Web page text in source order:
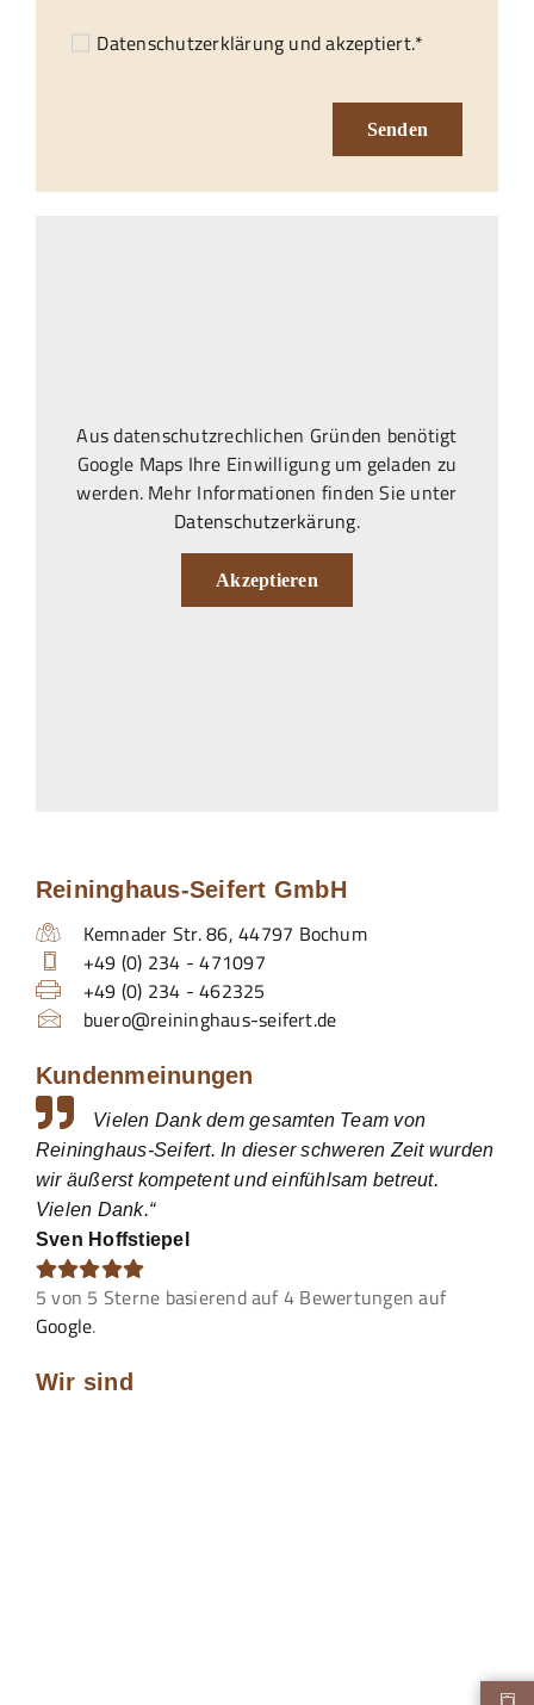
Aus datenschutzrechlichen Gründen benötigt
Google Maps Ihre Einwilligung um geladen zu
werden. Mehr Informationen finden Sie unter
Datenschutzerkärung.
Akzeptieren
Datenschutzerklärung und akzeptiert.*
Senden
Reininghaus-Seifert GmbH
Kemnader Str. 86,44797 Bochum
+49 (0) 234 - 471097
+49 (0) 234 - 462325
buero@reininghaus-seifert.de
Kundenmeinungen
Vielen Dank dem gesamten Team von
Reininghaus-Seifert. In dieser schweren Zeit wurden
wir äußerst kompetent und einfühlsam betreut.
Vielen Dank.“
Sven Hoffstiepel
5 von 5 Sterne basierend auf 4 Bewertungen auf
Google.
Wir sind